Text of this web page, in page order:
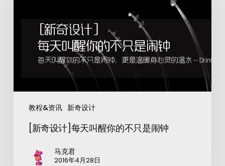
教程&资讯 新奇设计
[新奇设计]每天叫醒你的不只是闹钟
马克君
2016年4月28日